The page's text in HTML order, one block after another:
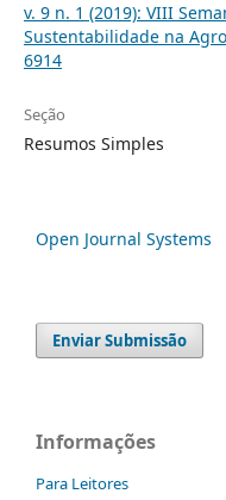
v. 9 n. 1 (2019): VIII
Sustentabilidade na
6914
Seção
Resumos Simples
Open Journal Systems
Enviar Submissão
Informações
Para Leitores